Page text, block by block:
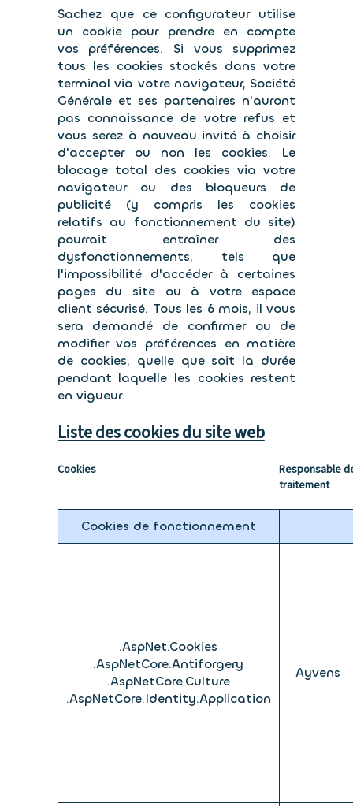
Sachez que ce configurateur utilise
un cookie pour prendre en compte
vos préférences. Si vous supprimez
tous les cookies stockés dans votre
terminal via votre navigateur, Société
Générale et ses partenaires n'auront
pas connaissance de votre refus et
vous serez à nouveau invité à choisir
d'accepter ou non les cookies. Le
blocage total des cookies via votre
navigateur ou des bloqueurs de
publicité (y compris les cookies
relatifs au fonctionnement du site)
pourrait entraîner des
dysfonctionnements, tels que
l'impossibilité d'accéder à certaines
pages du site ou à votre espace
client sécurisé. Tous les 6 mois, il vous
sera demandé de confirmer ou de
modifier vos préférences en matière
de cookies, quelle que soit la durée
pendant laquelle les cookies restent
en vigueur.
Liste des cookies du site web
Cookies
Responsable
traitement
Cookies de fonctionnement
.AspNet.Cookies
.AspNetCore.Antiforgery
.AspNetCore.Culture
.AspNetCore.Identity.Application
Ayvens